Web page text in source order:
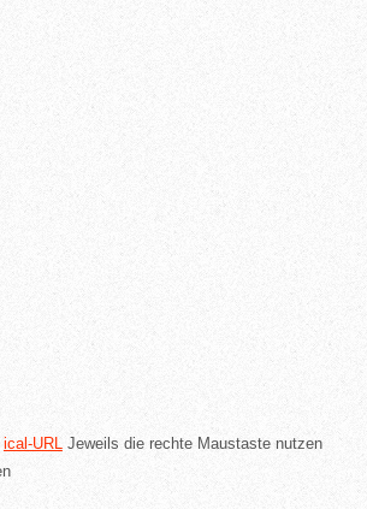
ical-URL Jeweils die rechte Maustaste nutzen